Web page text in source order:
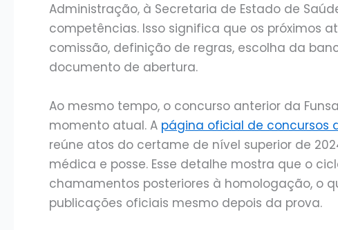
Administração, à Secretaria de Estado de
competências. Isso significa que os próximos
comissão, definição de regras, escolha da
documento de abertura.
Ao mesmo tempo, o concurso anterior da
momento atual. A página oficial de concursos
reúne atos do certame de nível superior de
médica e posse. Esse detalhe mostra que o
chamamentos posteriores à homologação, o
publicações oficiais mesmo depois da prova.